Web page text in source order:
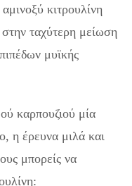
κιτρουλίνη
ταχύτερη μείωση
μυϊκής
καρπουζιού μία
η έρευνα μιλά και
μπορείς να